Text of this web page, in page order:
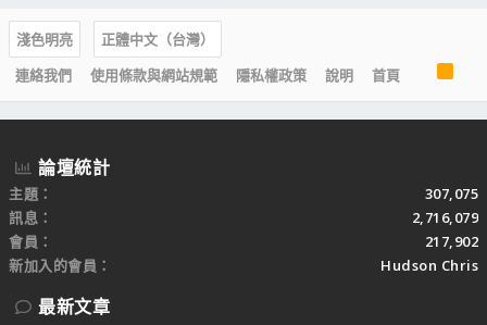
淺色明亮
正體中文（台灣）
連絡我們
使用條款與網站規範 隱私權政策 說明 首頁
S
論壇統計
主題
307,075
訊息
2,716,079
會員
217,902
新加入的會員
Hudson Chris
最新文章